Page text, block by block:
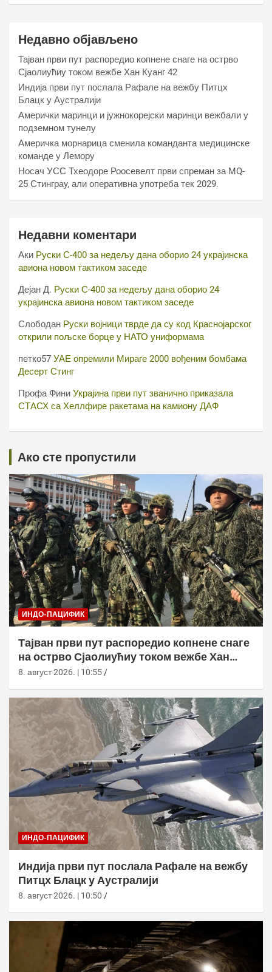
Недавно објављено
Тајван први пут распоредио копнене снаге на острво
Сјаолиућиу током вежбе Хан Куанг 42
Индија први пут послала Рафале на вежбу Питцх
Блацк у Аустралији
Амерички маринци и јужнокорејски маринци вежбали у
подземном тунелу
Америчка морнарица сменила команданта медицинске
команде у Лемору
Носач УСС Тхеодоре Роосевелт први спреман за МQ-
25 Стинграy, али оперативна употреба тек 2029.
Недавни коментари
Аки Руски С-400 за недељу дана оборио 24 украјинска
авиона новом тактиком заседе
Дејан Д. Руски С-400 за недељу дана оборио 24
украјинска авиона новом тактиком заседе
Слободан Руски војници тврде да су код Краснојарског
открили пољске борце у НАТО униформама
петко57 УАЕ опремили Мираге 2000 вођеним бомбама
Десерт Стинг
Профа Фини Украјина први пут званично приказала
СТАСХ са Хеллфире ракетама на камиону ДАФ
Ако сте пропустили
ИНДО-ПАЦИФИК
Тајван први пут распоредио копнене снаге
на острво Сјаолиућиу током вежбе Хан
Куанг 42
8. август 2026. | 10:55
ИНДО-ПАЦИФИК
Индија први пут послала Рафале на вежбу
Питцх Блацк у Аустралији
8. август 2026. | 10:50